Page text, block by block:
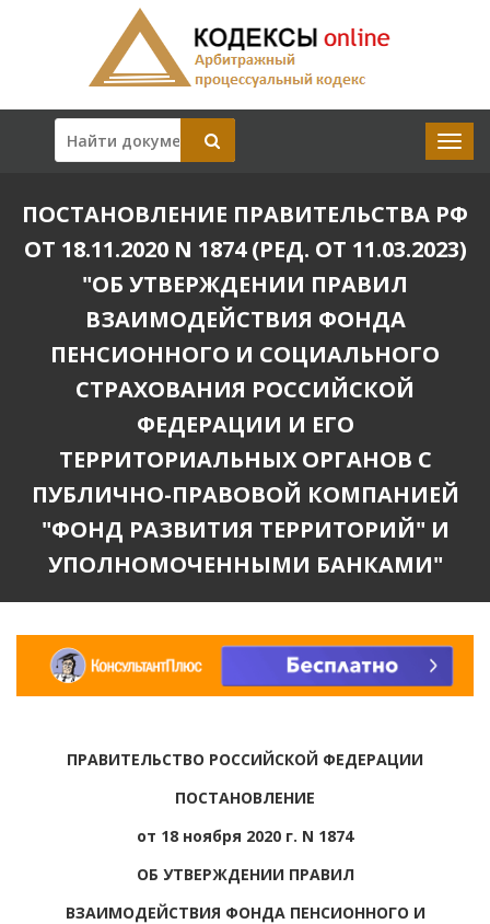
ПОСТАНОВЛЕНИЕ ПРАВИТЕЛЬСТВА РФ
ОТ 18.11.2020 N 1874 (РЕД. ОТ 11.03.2023)
"ОБ УТВЕРЖДЕНИИ ПРАВИЛ
ВЗАИМОДЕЙСТВИЯ ФОНДА
ПЕНСИОННОГО И СОЦИАЛЬНОГО
СТРАХОВАНИЯ РОССИЙСКОЙ
ФЕДЕРАЦИИ И ЕГО
ТЕРРИТОРИАЛЬНЫХ ОРГАНОВ С
ПУБЛИЧНО-ПРАВОВОЙ КОМПАНИЕЙ
"ФОНД РАЗВИТИЯ ТЕРРИТОРИЙ" И
УПОЛНОМОЧЕННЫМИ БАНКАМИ"
ПРАВИТЕЛЬСТВО РОССИЙСКОЙ ФЕДЕРАЦИИ
ПОСТАНОВЛЕНИЕ
от 18 ноября 2020 г. N 1874
ОБ УТВЕРЖДЕНИИ ПРАВИЛ
ВЗАИМОДЕЙСТВИЯ ФОНДА ПЕНСИОННОГО И